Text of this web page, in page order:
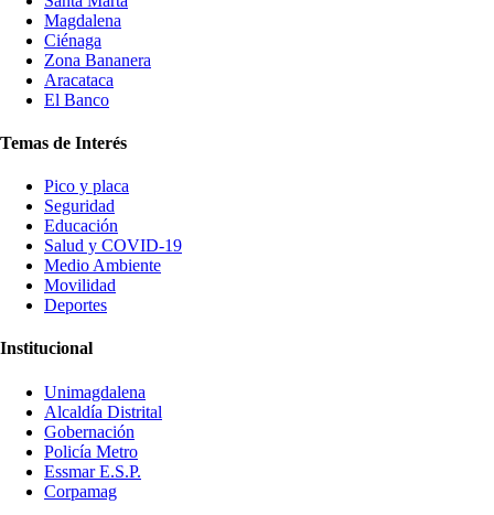
Magdalena
Ciénaga
Zona Bananera
Aracataca
El Banco
Temas de Interés
Pico y placa
Seguridad
Educación
Salud y COVID-19
Medio Ambiente
Movilidad
Deportes
Institucional
Unimagdalena
Alcaldía Distrital
Gobernación
Policía Metro
Essmar E.S.P.
Corpamag